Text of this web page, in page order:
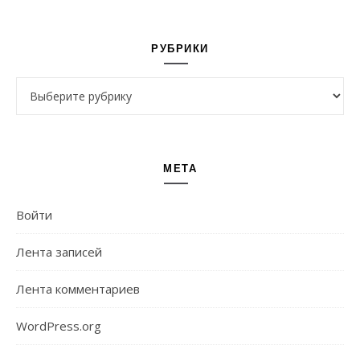
РУБРИКИ
МЕТА
Войти
Лента записей
Лента комментариев
WordPress.org